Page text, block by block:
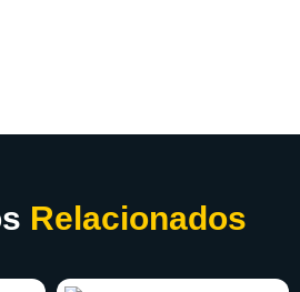
Relacionados